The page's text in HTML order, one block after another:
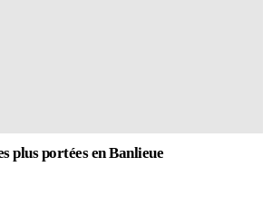
plus portées en Banlieue